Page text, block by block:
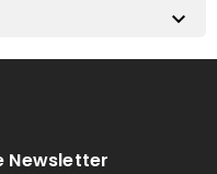

Newsletter